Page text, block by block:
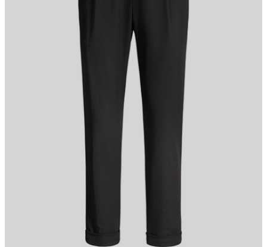
Fashion- & Lifestyle-Redaktion
Details